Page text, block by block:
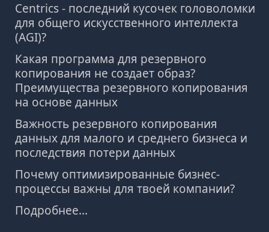
Centrics - последний кусочек головоломки
для общего искусственного интеллекта
(AGI)?
Какая программа для резервного
копирования не создает образ?
Преимущества резервного копирования
на основе данных
Важность резервного копирования
данных для малого и среднего бизнеса и
последствия потери данных
Почему оптимизированные бизнес-
процессы важны для твоей компании?
Подробнее...